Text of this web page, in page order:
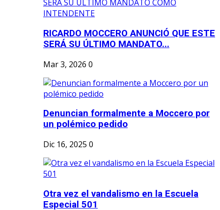
RICARDO MOCCERO ANUNCIÓ QUE ESTE
SERÁ SU ÚLTIMO MANDATO...
Mar 3, 2026 0
Denuncian formalmente a Moccero por
un polémico pedido
Dic 16, 2025 0
Otra vez el vandalismo en la Escuela
Especial 501